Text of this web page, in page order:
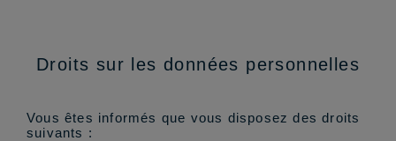
Droits sur les données personnelles
Vous êtes informés que vous disposez des droits
suivants :